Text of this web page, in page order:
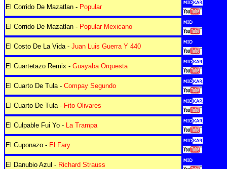
El Corrido De Mazatlan - Popular
El Corrido De Mazatlan - Popular Mexicano
El Costo De La Vida - Juan Luis Guerra Y 440
El Cuartetazo Remix - Guayaba Orquesta
El Cuarto De Tula - Compay Segundo
El Cuarto De Tula - Fito Olivares
El Culpable Fui Yo - La Trampa
El Cuponazo - El Fary
El Danubio Azul - Richard Strauss